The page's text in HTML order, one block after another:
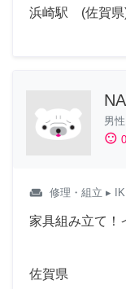
浜崎駅 (佐賀県
男性
sentiment_satisfied 0
weekend 修理・組立 ▸
家具組み立て！
佐賀県